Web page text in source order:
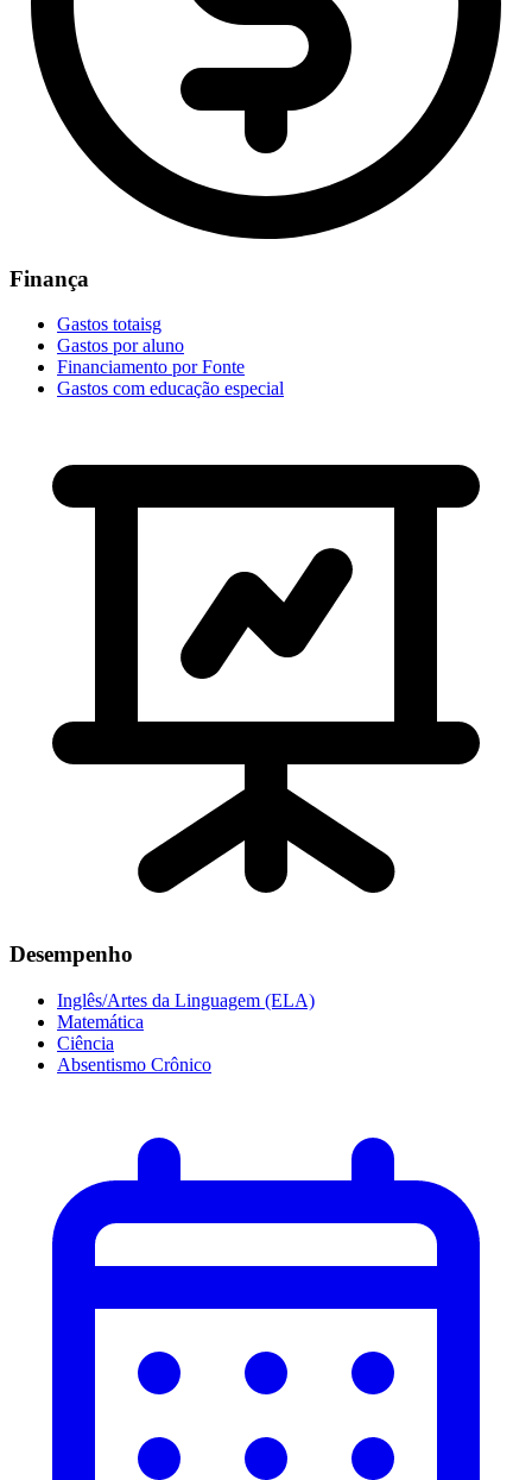
Finança
Gastos totaisg
Gastos por aluno
Financiamento por Fonte
Gastos com educação especial
Desempenho
Inglês/Artes da Linguagem (ELA)
Matemática
Ciência
Absentismo Crônico